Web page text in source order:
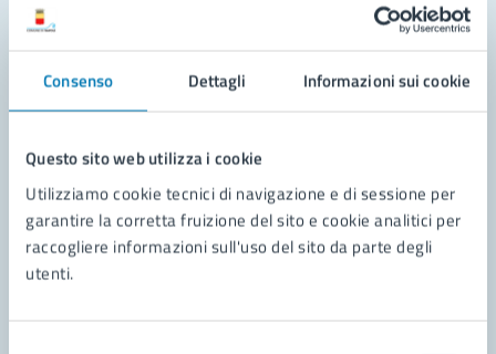
Consenso Dettagli Informazioni sui cookie
Questo sito web utilizza i cookie
Utilizziamo cookie tecnici di navigazione e di sessione per
garantire la corretta fruizione del sito e cookie analitici per
raccogliere informazioni sull'uso del sito da parte degli
utenti.
Leggi le domande frequenti
Richiedi assistenza
Prenota appuntamento
Problemi in città